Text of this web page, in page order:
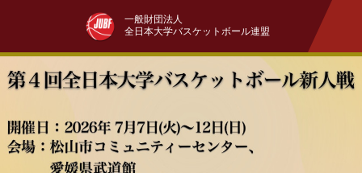
一般財団法人
全日本大学バスケットボール連盟